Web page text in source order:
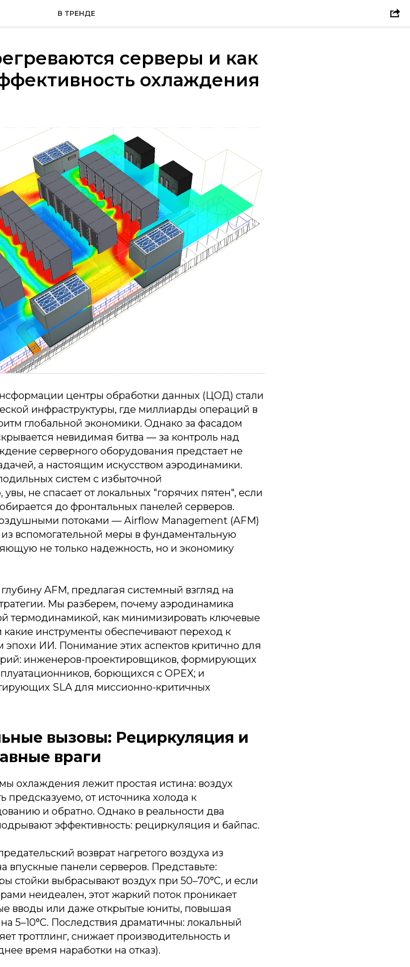
В ТРЕНДЕ
серверы и как
охлаждения
центры обработки данных (ЦОД) стали
инфраструктуры, где миллиарды операций в
глобальной экономики. Однако за фасадом
невидимая битва — за контроль над
серверного оборудования предстает не
а настоящим искусством аэродинамики.
систем с избыточной
не спасает от локальных "горячих пятен", если
до фронтальных панелей серверов.
потоками — Airflow Management (AFM)
вспомогательной меры в фундаментальную
не только надежность, но и экономику
глубину AFM, предлагая системный взгляд на
Мы разберем, почему аэродинамика
термодинамикой, как минимизировать ключевые
инструменты обеспечивают переход к
ИИ. Понимание этих аспектов критично для
инженеров-проектировщиков, формирующих
борющихся с OPEX; и
SLA для миссионно-критичных
вызовы: Рециркуляция и
враги
охлаждения лежит простая истина: воздух
предсказуемо, от источника холода к
и обратно. Однако в реальности два
эффективность: рециркуляция и байпас.
возврат нагретого воздуха из
впускные панели серверов. Представьте:
стойки выбрасывают воздух при 50–70°C, и если
неидеален, этот жаркий поток проникает
вводы или даже открытые юниты, повышая
5–10°C. Последствия драматичны: локальный
троттлинг, снижает производительность и
время наработки на отказ).